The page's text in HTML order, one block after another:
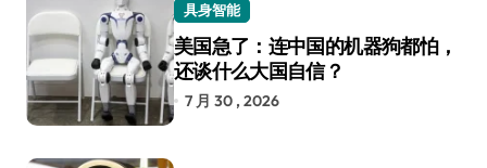
具身智能
美国急了：连中国的机器狗都怕，
还谈什么大国自信？
7 月 30 , 2026